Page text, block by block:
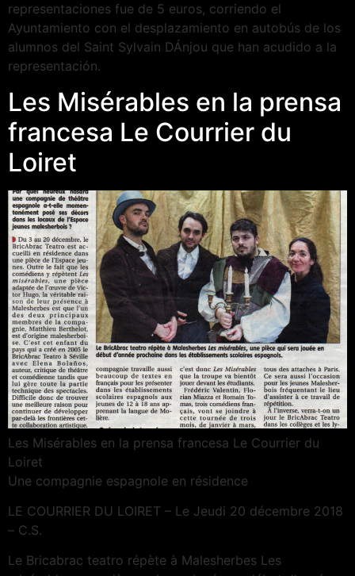
representaciones fue de 5 euros, corriendo el
Ayuntamiento con el desplazamiento en autobús de los
alumnos del Saint Sylvain DÁnjou que han acudido a la
representación.
Les Misérables en la prensa
francesa Le Courrier du
Loiret
Les Misérables en la prensa francesa Le Courrier du
Loiret
Une compagnie espagnole en résidence
LE COURRIER DU LOIRET – Le Jeudi 20 décembre 2018
– C.S.
Le Bricabrac teatro répète à Malesherbes Les